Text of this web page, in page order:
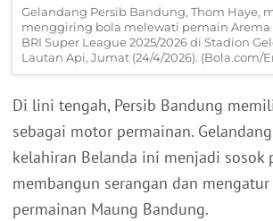
Gelandang Persib Bandung, Thom Haye,
menggiring bola melewati pemain Arema
BRI Super League 2025/2026 di Stadion
Lautan Api, Jumat (24/4/2026). (Bola.com/
Di lini tengah, Persib Bandung
sebagai motor permainan.
kelahiran Belanda ini menjadi sosok
membangun serangan dan
permainan Maung Bandung.